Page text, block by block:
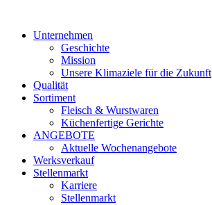
Unternehmen
Geschichte
Mission
Unsere Klimaziele für die Zukunft
Qualität
Sortiment
Fleisch & Wurstwaren
Küchenfertige Gerichte
ANGEBOTE
Aktuelle Wochenangebote
Werksverkauf
Stellenmarkt
Karriere
Stellenmarkt